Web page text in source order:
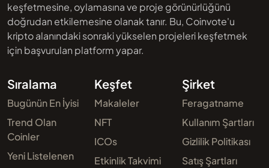
keşfetmesine, oylamasına ve proje görünürlüğünü
doğrudan etkilemesine olanak tanır. Bu, Coinvote'u
kripto alanındaki sonraki yükselen projeleri keşfetmek
için başvurulan platform yapar.
Sıralama
Bugünün En İyisi
Trend Olan
Coinler
Yeni Listelenen
Keşfet
Makaleler
NFT
ICOs
Etkinlik Takvimi
Şirket
Feragatname
Kullanım Şartları
Gizlilik Politikası
Satış Şartları